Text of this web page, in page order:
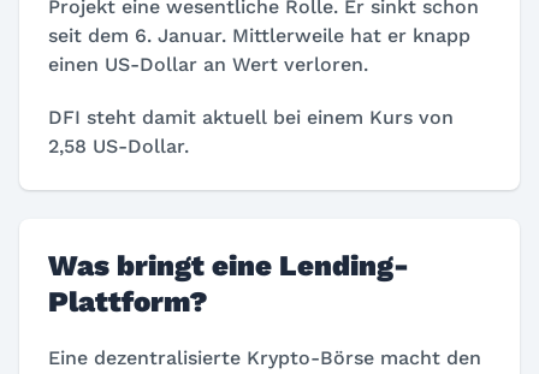
Projekt eine wesentliche Rolle. Er sinkt schon
seit dem 6. Januar. Mittlerweile hat er knapp
einen US-Dollar an Wert verloren.
DFI steht damit aktuell bei einem Kurs von
2,58 US-Dollar.
Was bringt eine Lending-
Plattform?
Eine dezentralisierte Krypto-Börse macht den